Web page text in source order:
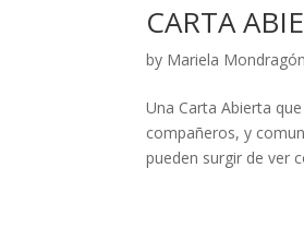
CARTA
by Mariela Mondragón
Una Carta Abierta
compañeros, y
pueden surgir de ver